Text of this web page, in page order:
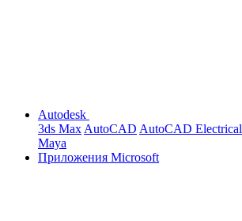
Autodesk
3ds Max AutoCAD AutoCAD Electrical
Maya
Приложения Microsoft